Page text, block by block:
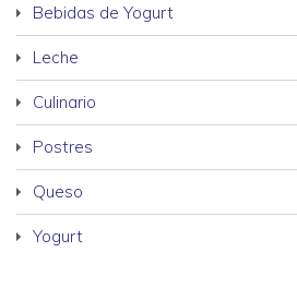
Bebidas de Yogurt
Leche
Culinario
Postres
Queso
Yogurt